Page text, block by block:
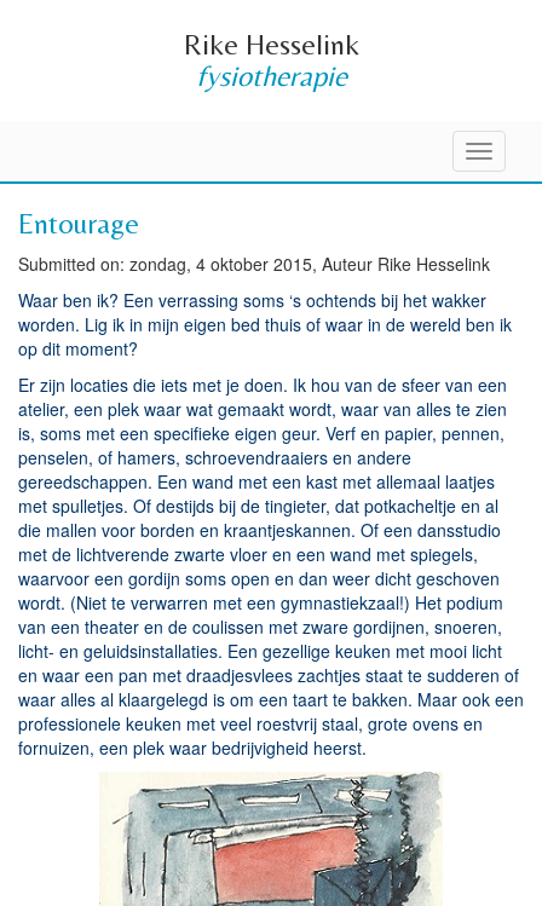
Rike Hesselink
fysiotherapie
Toggle
Entourage
Submitted on: zondag, 4 oktober 2015, Auteur Rike Hesselink
Waar ben ik? Een verrassing soms ‘s ochtends bij het wakker
worden. Lig ik in mijn eigen bed thuis of waar in de wereld ben ik
op dit moment?
Er zijn locaties die iets met je doen. Ik hou van de sfeer van een
atelier, een plek waar wat gemaakt wordt, waar van alles te zien
is, soms met een specifieke eigen geur. Verf en papier, pennen,
penselen, of hamers, schroevendraaiers en andere
gereedschappen. Een wand met een kast met allemaal laatjes
met spulletjes. Of destijds bij de tingieter, dat potkacheltje en al
die mallen voor borden en kraantjeskannen. Of een dansstudio
met de lichtverende zwarte vloer en een wand met spiegels,
waarvoor een gordijn soms open en dan weer dicht geschoven
wordt. (Niet te verwarren met een gymnastiekzaal!) Het podium
van een theater en de coulissen met zware gordijnen, snoeren,
licht- en geluidsinstallaties. Een gezellige keuken met mooi licht
en waar een pan met draadjesvlees zachtjes staat te sudderen of
waar alles al klaargelegd is om een taart te bakken. Maar ook een
professionele keuken met veel roestvrij staal, grote ovens en
fornuizen, een plek waar bedrijvigheid heerst.